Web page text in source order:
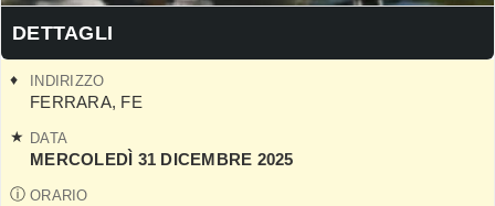
DETTAGLI
INDIRIZZO
FERRARA, FE
DATA
MERCOLEDÌ 31 DICEMBRE 2025
ORARIO